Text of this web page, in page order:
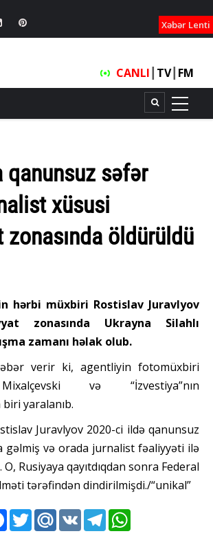
Xəbər Lenti
CANLI TV┃ FM
qanunsuz səfər
xüsusi
öldürüldü
hərbi müxbiri Rostislav Juravlyov
zonasında Ukrayna Silahlı
zamanı həlak olub.
verir ki, agentliyin fotomüxbiri
və “İzvestiya”nın
yaralanıb.
Juravlyov 2020-ci ildə qanunsuz
gəlmiş və orada jurnalist fəaliyyəti ilə
Rusiyaya qayıtdıqdan sonra Federal
tərəfindən dindirilmişdi./“unikal”
FacebookTwitterMail.RuVK Telegram